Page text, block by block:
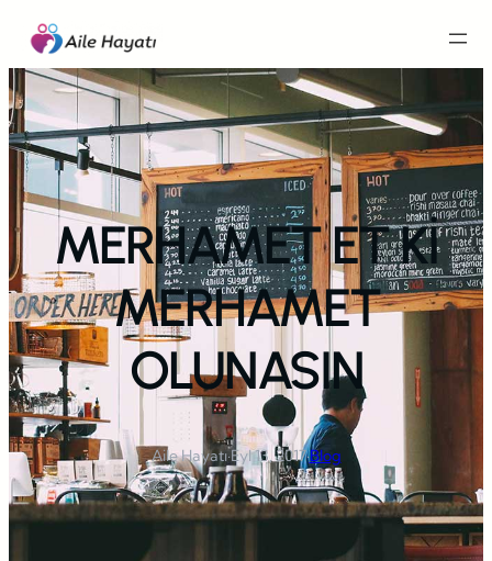
İçeriğe
geç
MERHAMET ET Kİ
MERHAMET
OLUNASIN
Aile Hayatı·Eyl 13, 2017·Blog